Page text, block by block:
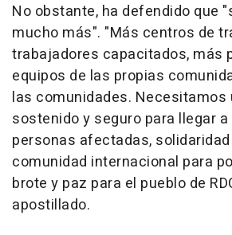
No obstante, ha defendido que
mucho más". "Más centros de
trabajadores capacitados, más
equipos de las propias
las comunidades. Necesitamos
sostenido y seguro para llegar
personas afectadas,
comunidad internacional para
brote y paz para el pueblo de
apostillado.